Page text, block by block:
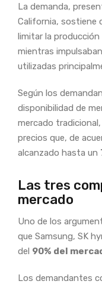
La demanda,
California, sostiene
limitar la producción
mientras
utilizadas
Según los
disponibilidad de
mercado
precios que, de
alcanzado hasta un
Las tres
mercado
Uno de los
que Samsung, SK
del 90% del
Los demandantes